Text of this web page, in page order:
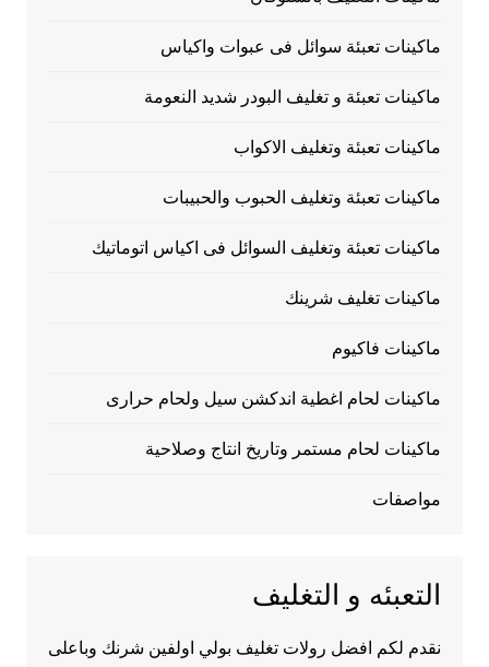
ماكينات تعبئة سوائل فى عبوات واكياس
ماكينات تعبئة و تغليف البودر شديد النعومة
ماكينات تعبئة وتغليف الاكواب
ماكينات تعبئة وتغليف الحبوب والحبيبات
ماكينات تعبئة وتغليف السوائل فى اكياس اتوماتيك
ماكينات تغليف شرينك
ماكينات فاكيوم
ماكينات لحام اغطية اندكشن سيل ولحام حرارى
ماكينات لحام مستمر وتاريخ انتاج وصلاحية
مواصفات
التعبئه و التغليف
نقدم لكم افضل رولات تغليف بولي اولفين شرنك وباعلى